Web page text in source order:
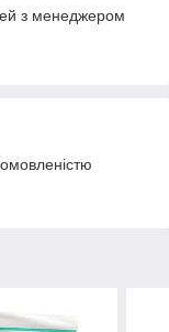
з менеджером